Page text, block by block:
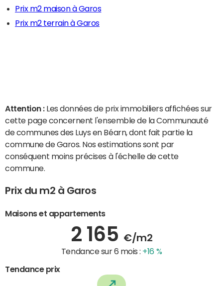
Prix m2 maison à Garos
Prix m2 terrain à Garos
Attention : Les données de prix immobiliers affichées sur
cette page concernent l'ensemble de la Communauté
de communes des Luys en Béarn, dont fait partie la
commune de Garos. Nos estimations sont par
conséquent moins précises à l'échelle de cette
commune.
Prix du m2 à Garos
Maisons et appartements
2 165 €/m2
Tendance sur 6 mois : +16 %
Tendance prix